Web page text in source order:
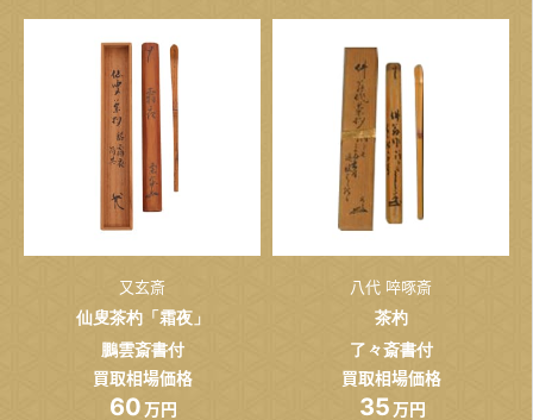
又玄斎
仙叟茶杓「霜夜」
鵬雲斎書付
買取相場価格
60万円
八代 啐啄斎
茶杓
了々斎書付
買取相場価格
35万円